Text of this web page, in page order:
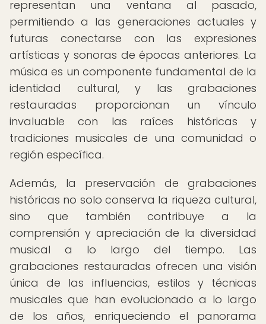
representan una ventana al pasado,
permitiendo a las generaciones actuales y
futuras conectarse con las expresiones
artísticas y sonoras de épocas anteriores. La
música es un componente fundamental de la
identidad cultural, y las grabaciones
restauradas proporcionan un vínculo
invaluable con las raíces históricas y
tradiciones musicales de una comunidad o
región específica.
Además, la preservación de grabaciones
históricas no solo conserva la riqueza cultural,
sino que también contribuye a la
comprensión y apreciación de la diversidad
musical a lo largo del tiempo. Las
grabaciones restauradas ofrecen una visión
única de las influencias, estilos y técnicas
musicales que han evolucionado a lo largo
de los años, enriqueciendo el panorama